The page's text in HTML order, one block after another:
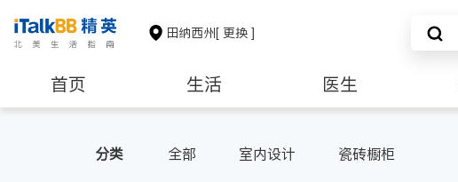
田纳西州[ 更换 ]
首页 生活 医生
分类 全部 室内设计 瓷砖橱柜